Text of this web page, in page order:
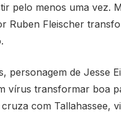
pelo menos uma vez.
Ruben Fleischer
personagem de Jesse
vírus transformar boa
com Tallahassee,